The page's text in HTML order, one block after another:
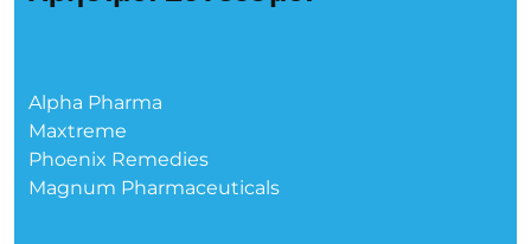
Alpha Pharma
Maxtreme
Phoenix Remedies
Magnum Pharmaceuticals